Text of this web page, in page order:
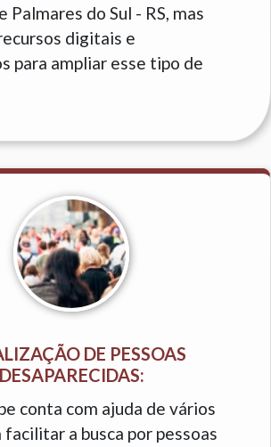
Palmares do Sul - RS, mas
digitais e
para ampliar esse tipo de
DE PESSOAS
DESAPARECIDAS:
conta com ajuda de vários
facilitar a busca por pessoas